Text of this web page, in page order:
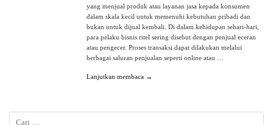
yang menjual produk atau layanan jasa kepada konsumen
dalam skala kecil untuk memenuhi kebutuhan pribadi dan
bukan untuk dijual kembali. Di dalam kehidupan sehari-hari,
para pelaku bisnis ritel sering disebut dengan penjual eceran
atau pengecer. Proses transaksi dapat dilakukan melalui
berbagai saluran penjualan seperti online atau …
Lanjutkan membaca →